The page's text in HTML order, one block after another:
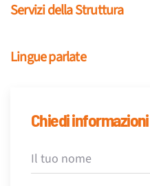
Servizi della Struttura
Lingue parlate
Chiedi informazioni